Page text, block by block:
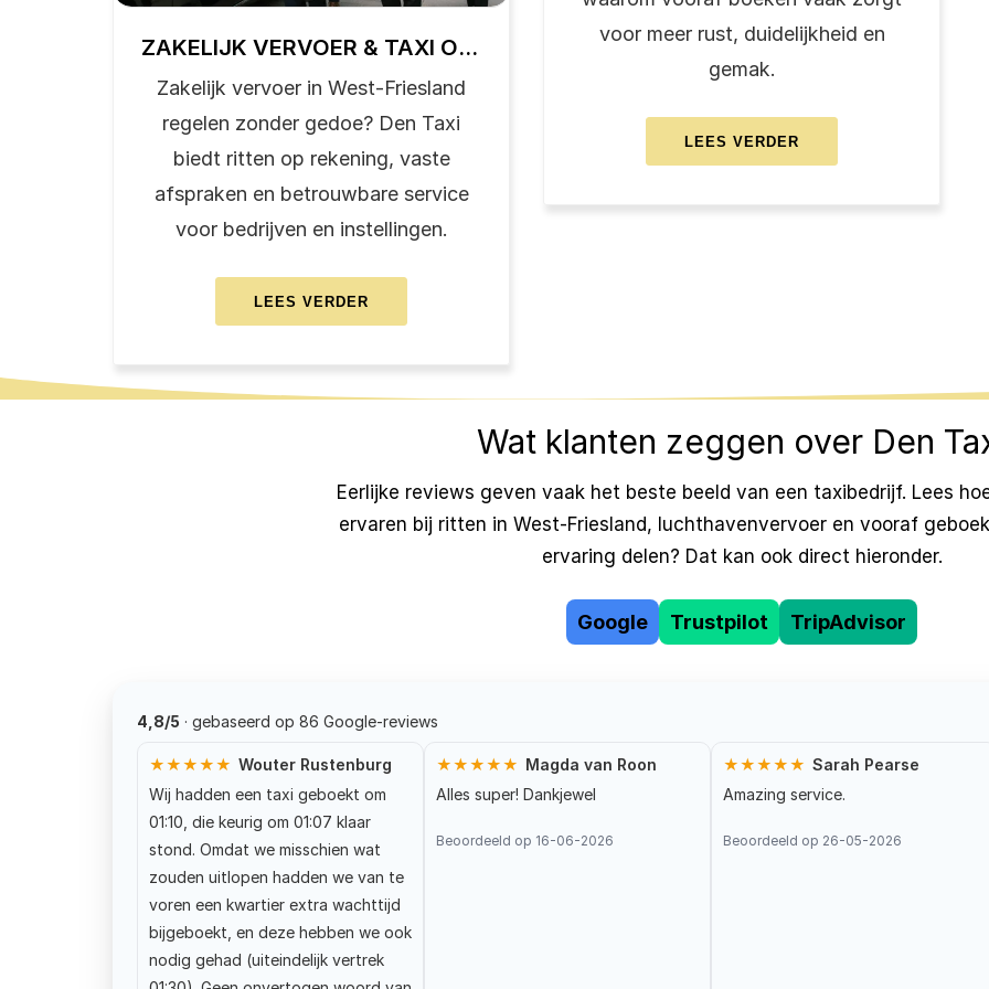
ZAKELIJK VERVOER & TAXI OP REKENING WEST-FRIESLAND
Zakelijk vervoer in West-Friesland
regelen zonder gedoe? Den Taxi
biedt ritten op rekening, vaste
afspraken en betrouwbare service
voor bedrijven en instellingen.
LEES VERDER
ZAKELIJK
WEST-
FRIESLAND
voor meer rust, duidelijkheid en
gemak.
LEES VERDER
5
FEITEN
Wat klanten zeggen over Den
Eerlijke reviews geven vaak het beste beeld van een taxibedrijf. Lees
ervaren bij ritten in West-Friesland, luchthavenvervoer en vooraf
ervaring delen? Dat kan ook direct hieronder.
Google Trustpilot TripAdvisor
4,8/5 · gebaseerd op 86 Google-reviews
★★★★★ Wouter Rustenburg
Wij hadden een taxi geboekt om
01:10, die keurig om 01:07 klaar
stond. Omdat we misschien wat
zouden uitlopen hadden we van te
voren een kwartier extra wachttijd
bijgeboekt, en deze hebben we ook
nodig gehad (uiteindelijk vertrek
★★★★★ Magda van Roon
Alles super! Dankjewel
Beoordeeld op 16-06-2026
★★★★★ Sarah Pearse
Amazing service.
Beoordeeld op 26-05-2026